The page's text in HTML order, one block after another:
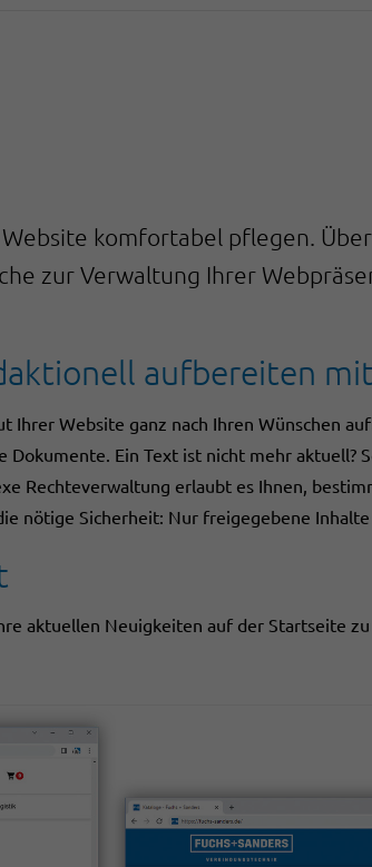
komfortabel pflegen.
zur Verwaltung Ihrer
aufbereiten mit
Ihrer Website ganz nach Ihren Wünschen
Ein Text ist nicht mehr aktuell?
Rechteverwaltung erlaubt es Ihnen,
nötige Sicherheit: Nur freigegebene
aktuellen Neuigkeiten auf der Startseite